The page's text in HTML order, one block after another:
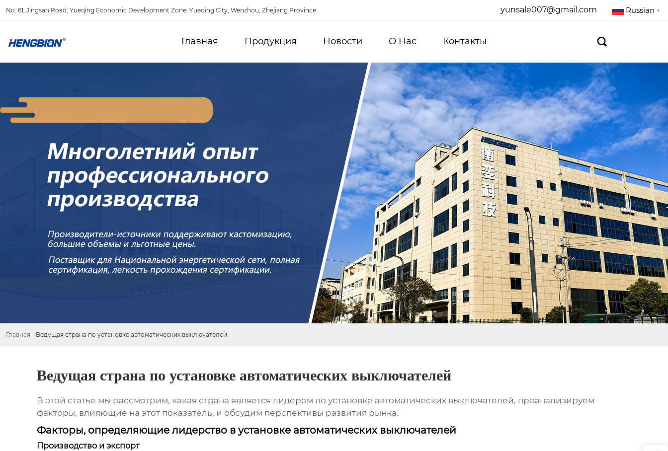
No. 61, Jingsan Road, Yueqing Economic Development Zone, Yueqing City, Wenzhou, Zhejiang Province yunsale007@gmail.com Russian ▼
Главная Продукция Новости О Hас Контакты 
Главная - Ведущая страна по установке автоматических выключателей
Ведущая страна по установке автоматических выключателей
В этой статье мы рассмотрим, какая страна является лидером по установке автоматических выключателей, проанализируем
факторы, влияющие на этот показатель, и обсудим перспективы развития рынка.
Факторы, определяющие лидерство в установке автоматических выключателей
Производство и экспорт